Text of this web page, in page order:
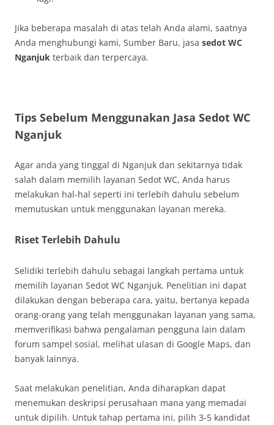
Jika beberapa masalah di atas telah Anda alami, saatnya
Anda menghubungi kami, Sumber Baru, jasa sedot WC
Nganjuk terbaik dan terpercaya.
Tips Sebelum Menggunakan Jasa Sedot WC
Nganjuk
Agar anda yang tinggal di Nganjuk dan sekitarnya tidak
salah dalam memilih layanan Sedot WC, Anda harus
melakukan hal-hal seperti ini terlebih dahulu sebelum
memutuskan untuk menggunakan layanan mereka.
Riset Terlebih Dahulu
Selidiki terlebih dahulu sebagai langkah pertama untuk
memilih layanan Sedot WC Nganjuk. Penelitian ini dapat
dilakukan dengan beberapa cara, yaitu, bertanya kepada
orang-orang yang telah menggunakan layanan yang sama,
memverifikasi bahwa pengalaman pengguna lain dalam
forum sampel sosial, melihat ulasan di Google Maps, dan
banyak lainnya.
Saat melakukan penelitian, Anda diharapkan dapat
menemukan deskripsi perusahaan mana yang memadai
untuk dipilih. Untuk tahap pertama ini, pilih 3-5 kandidat